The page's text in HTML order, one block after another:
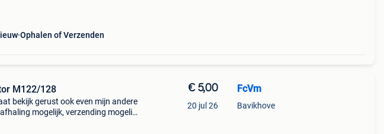
Ophalen of Verzenden
M122/128
bekijk gerust ook even mijn andere
mogelijk, verzending mogelijk
€ 5,00
20 jul 26
FcVm
Bavikhove